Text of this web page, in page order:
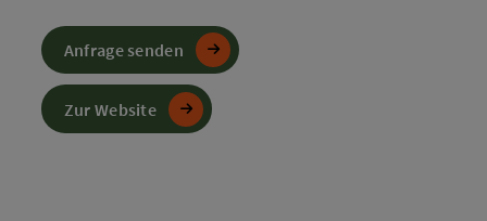
Anfrage senden
Zur Website